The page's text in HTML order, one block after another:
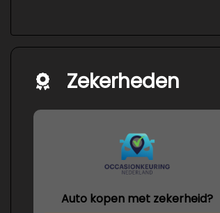
Zekerheden
Auto kopen met zekerheid?